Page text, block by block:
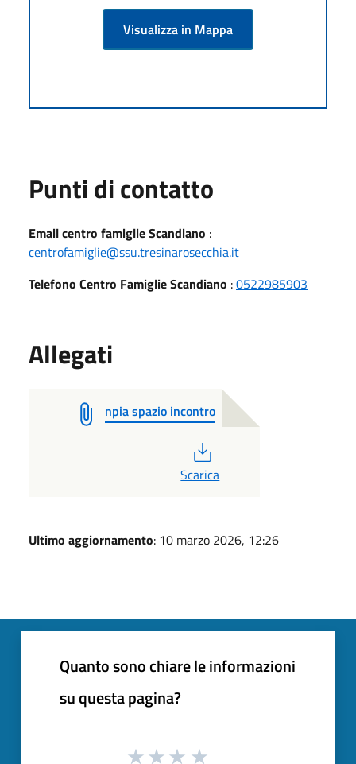
Visualizza in Mappa
Punti di contatto
Email centro famiglie Scandiano :
centrofamiglie@ssu.tresinarosecchia.it
Telefono Centro Famiglie Scandiano :0522985903
Allegati
npia spazio incontro
Scarica
Ultimo aggiornamento: 10 marzo 2026, 12:26
Quanto sono chiare le informazioni
su questa pagina?